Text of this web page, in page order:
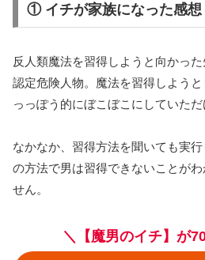
① イチが家族になった感想
反人類魔法を習得しようと向かっ
認定危険人物。魔法を習得しよう
っっぽう的にぼこぼこにしていただ
なかなか、習得方法を聞いても実
の方法で男は習得できないことが
せん。
＼【魔男のイチ】が